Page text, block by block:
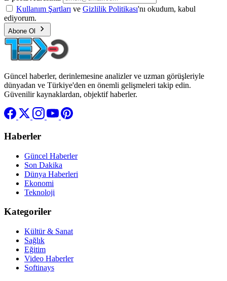
Kullanım Şartları ve Gizlilik Politikası'nı okudum, kabul
ediyorum.
Abone Ol
Güncel haberler, derinlemesine analizler ve uzman görüşleriyle
dünyadan ve Türkiye'den en önemli gelişmeleri takip edin.
Güvenilir kaynaklardan, objektif haberler.
Haberler
Güncel Haberler
Son Dakika
Dünya Haberleri
Ekonomi
Teknoloji
Kategoriler
Kültür & Sanat
Sağlık
Eğitim
Video Haberler
Softinays